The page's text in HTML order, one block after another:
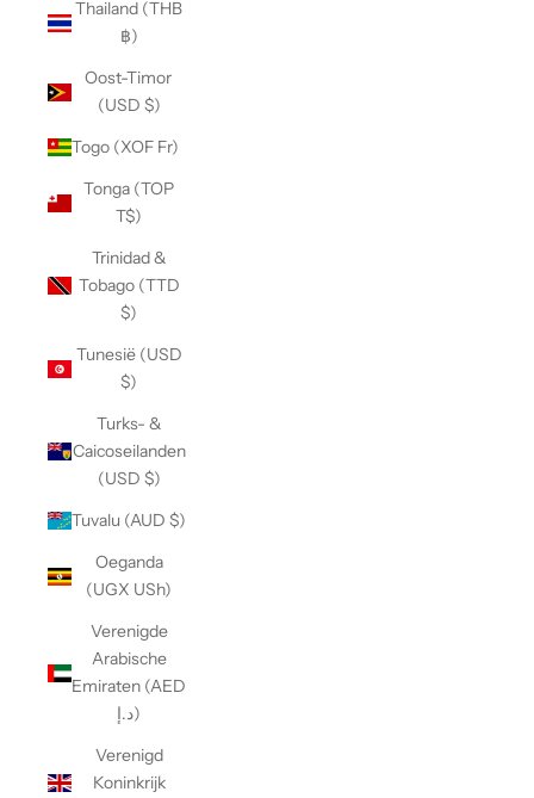
Thailand (THB
฿)
Oost-Timor
(USD $)
Togo (XOF Fr)
Tonga (TOP
T$)
Trinidad &
Tobago (TTD
$)
Tunesië (USD
$)
Turks- &
Caicoseilanden
(USD $)
Tuvalu (AUD $)
Oeganda
(UGX USh)
Verenigde
Arabische
Emiraten (AED
د.إ)
Verenigd
Koninkrijk